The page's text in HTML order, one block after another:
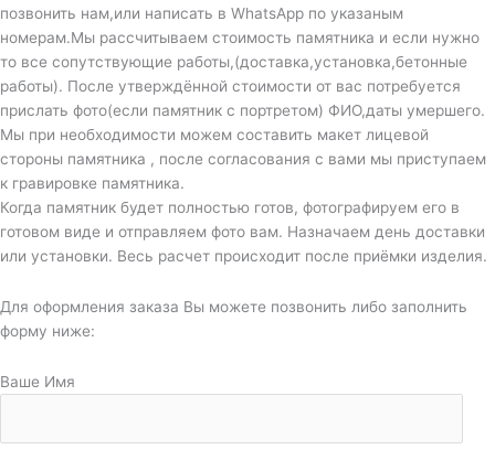
позвонить нам,или написать в WhatsApp по указаным
номерам.Мы рассчитываем стоимость памятника и если нужно
то все сопутствующие работы,(доставка,установка,бетонные
работы). После утверждённой стоимости от вас потребуется
прислать фото(если памятник с портретом) ФИО,даты умершего.
Мы при необходимости можем составить макет лицевой
стороны памятника , после согласования с вами мы приступаем
к гравировке памятника.
Когда памятник будет полностью готов, фотографируем его в
готовом виде и отправляем фото вам. Назначаем день доставки
или установки. Весь расчет происходит после приёмки изделия.
Для оформления заказа Вы можете позвонить либо заполнить
форму ниже:
Ваше Имя